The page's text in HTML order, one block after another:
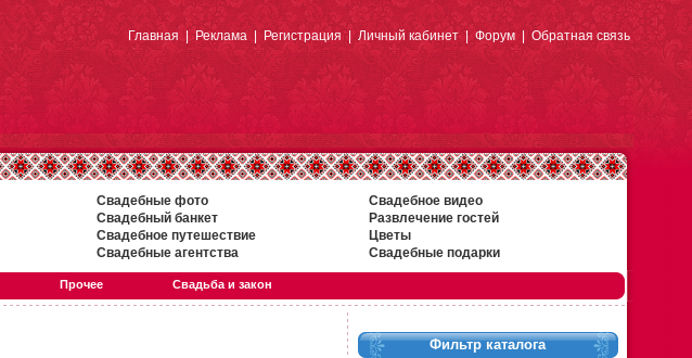
Главная|Реклама|Регистрация| Личный кабинет|Форум| Обратная связь
Свадебные фото
Свадебное видео
Свадебный банкет
Развлечение гостей
Свадебное путешествие
Цветы
Свадебные агентства Свадебные подарки
Прочее Свадьба и закон
Фильтр каталога